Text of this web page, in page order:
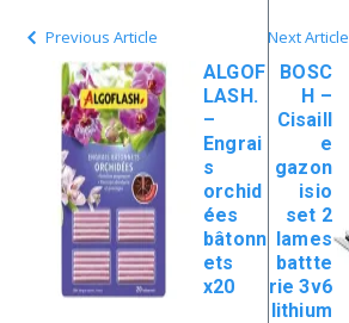
Previous Article
ALGOF
LASH.
–
Engrai
s
orchid
ées
bâtonn
ets
x20
Next Article
BOSC
H –
Cisaill
e
gazon
isio
set 2
lames
battte
rie 3v6
lithium